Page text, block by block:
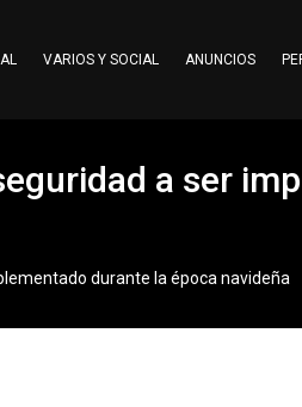
VARIOS Y SOCIAL ANUNCIOS
a ser
durante la época navideña